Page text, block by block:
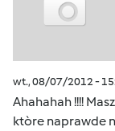
wt., 08/07/2012 -
Ahahahah !!!!
ktòre naprawde